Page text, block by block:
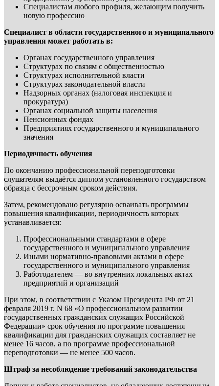
Специалистам любого профиля, желающим получить
новую профессию
Специалист в области государственного и муниципального
управления может работать в:
Органах государственного управления
Структурах по связям с общественностью
Структурах исполнительной власти
Структурах законодательной власти
Надзорных органах (налоговая инспекция и
прокуратура)
Органах социальной защиты населения
Пенсионных фондах
Предприятиях государственного и муниципального
значения
Периодичность обучения
По окончанию профессиональной переподготовки
слушателям выдаётся диплом установленного государством
образца с бессрочным сроком действия.
Затем, рекомендовано регулярно осваивать программы
повышения квалификации, периодичность которых
устанавливается:
Профессиональными стандартами в сфере
государственного и муниципального управления
Иными нормативно-правовыми актами в сфере
государственного и муниципального управления
Работодателем — во внутренних локальных актах
предприятий и организаций
При этом, в соответствии с Указом Президента РФ от 21
февраля 2019 г. N 68 «О профессиональном развитии
государственных гражданских служащих Российской
Федерации» срок обучения по программе повышения
квалификации для гражданских служащих составляет не
менее 16 часов, а по программе профессиональной
переподготовки — не менее 500 часов.
Штраф за несоблюдение требований законодательства